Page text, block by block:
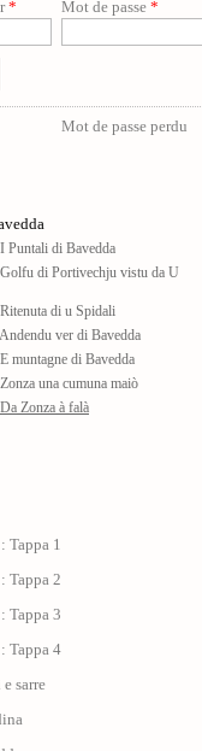
* Mot de passe *
Mot de passe perdu
Puntali di Bavedda
di Portivechju vistu da U
di u Spidali
ver di Bavedda
muntagne di Bavedda
una cumuna maiò
Zonza à falà
Tappa 1
Tappa 2
Tappa 3
Tappa 4
sarre